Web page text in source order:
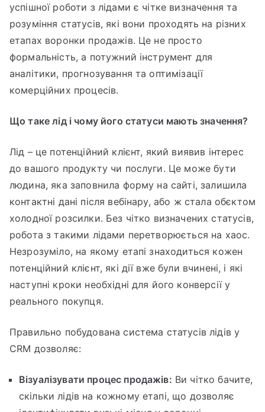
успішної роботи з лідами є чітке визначення та
розуміння статусів, які вони проходять на різних
етапах воронки продажів. Це не просто
формальність, а потужний інструмент для
аналітики, прогнозування та оптимізації
комерційних процесів.
Що таке лід і чому його статуси мають значення?
Лід – це потенційний клієнт, який виявив інтерес
до вашого продукту чи послуги. Це може бути
людина, яка заповнила форму на сайті, залишила
контактні дані після вебінару, або ж стала обєктом
холодної розсилки. Без чітко визначених статусів,
робота з такими лідами перетворюється на хаос.
Незрозуміло, на якому етапі знаходиться кожен
потенційний клієнт, які дії вже були вчинені, і які
наступні кроки необхідні для його конверсії у
реального покупця.
Правильно побудована система статусів лідів у
CRM дозволяє:
Візуалізувати процес продажів: Ви чітко бачите,
скільки лідів на кожному етапі, що дозволяє